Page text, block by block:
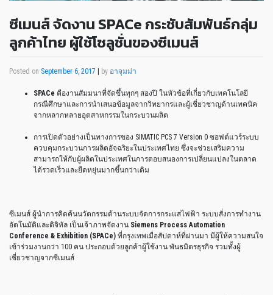
ซีเมนส์ จัดงาน SPACe กระชับสัมพันธ์กลุ่ม
ลูกค้าไทย ผู้ใช้โซลูชั่นของซีเมนส์
Posted on September 6, 2017 by อาจุมม่า
SPACe คืองานสัมมนาที่จัดขึ้นทุกๆ สองปี ในหัวข้อที่เกี่ยวกับเทคโนโลยี
กรณีศึกษาและการนำเสนอข้อมูลจากวิทยากรและผู้เชี่ยวชาญด้านเทคนิค
จากหลากหลายอุตสาหกรรมในกระบวนผลิต
การเปิดตัวอย่างเป็นทางการของ SIMATIC PCS 7 Version 0 ซอฟต์แวร์ระบบ
ควบคุมกระบวนการผลิตอัจฉริยะในประเทศไทย ซึ่งจะช่วยเสริมความ
สามารถให้กับผู้ผลิตในประเทศในการตอบสนองการเปลี่ยนแปลงในตลาด
ได้รวดเร็วและยืดหยุ่นมากขึ้นกว่าเดิม
ซีเมนส์ ผู้นำการคิดค้นนวัตกรรมด้านระบบจัดการกระแสไฟฟ้า ระบบสั่งการทำงาน
อัตโนมัติและดิจิทัล เป็นเจ้าภาพจัดงาน Siemens Process Automation
Conference & Exhibition (SPACe) ที่กรุงเทพเมื่อสัปดาห์ที่ผ่านมา มีผู้ให้ความสนใจ
เข้าร่วมงานกว่า 100 คน ประกอบด้วยลูกค้าผู้ใช้งาน พันธมิตรธุรกิจ รวมทั้งผู้
เชี่ยวชาญจากซีเมนส์